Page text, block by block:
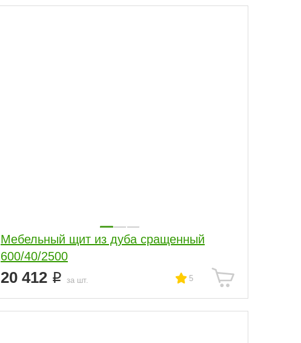
Мебельный щит из дуба сращенный
600/40/2500
20 412 за шт. 5